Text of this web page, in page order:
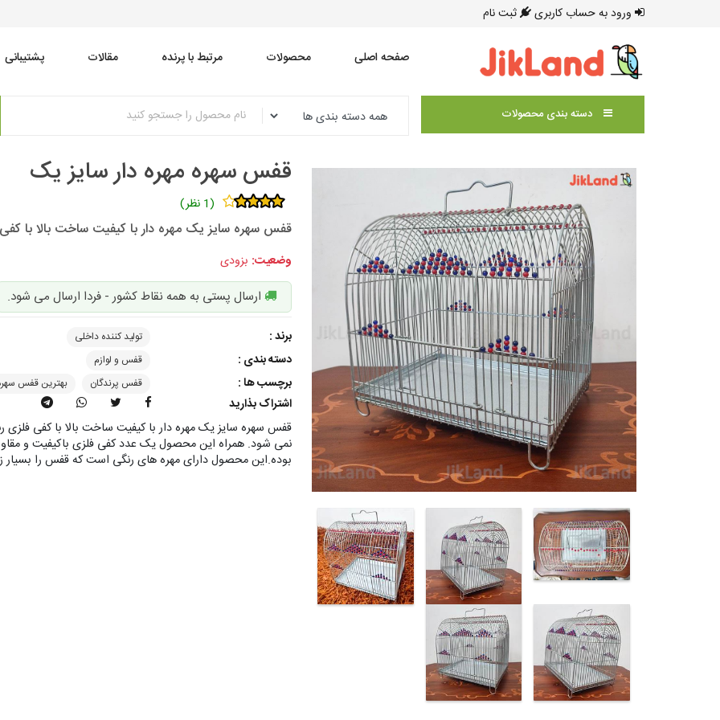
ورود به حساب کاربری ثبت نام
صفحه اصلی محصولات مرتبط با پرنده مقالات پشتیبانی
دسته بندی محصولات
قفس سهره مهره دار سایز یک
(1 نظر)
قفس سهره سایز یک مهره دار با کیفیت ساخت بالا با
وضعیت: بزودی
ارسال پستی به همه نقاط کشور - فردا ارسال می شود.
برند : تولید کننده داخلی
دسته بندی : قفس و لوازم
برچسب ها : قفس پرندگان بهترین قفس
اشتراک بذارید
قفس سهره سایز یک مهره دار با کیفیت ساخت بالا با کفی
نمی شود. همراه این محصول یک عدد کفی فلزی باکیفیت و
بوده.این محصول دارای مهره های رنگی است که قفس را بسیار